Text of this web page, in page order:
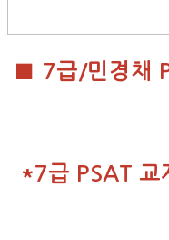
■ 7급/민경채
*7급 PSAT 교